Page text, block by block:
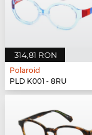
314,81 RON
Polaroid
PLD K001 - 8RU